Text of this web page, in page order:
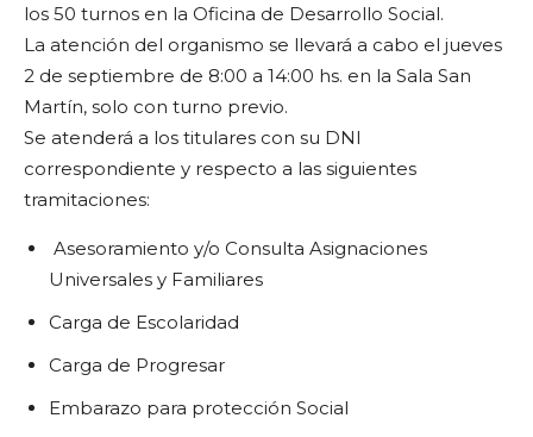
los 50 turnos en la Oficina de Desarrollo Social.
La atención del organismo se llevará a cabo el jueves
2 de septiembre de 8:00 a 14:00 hs. en la Sala San
Martín, solo con turno previo.
Se atenderá a los titulares con su DNI
correspondiente y respecto a las siguientes
tramitaciones:
Asesoramiento y/o Consulta Asignaciones
Universales y Familiares
Carga de Escolaridad
Carga de Progresar
Embarazo para protección Social